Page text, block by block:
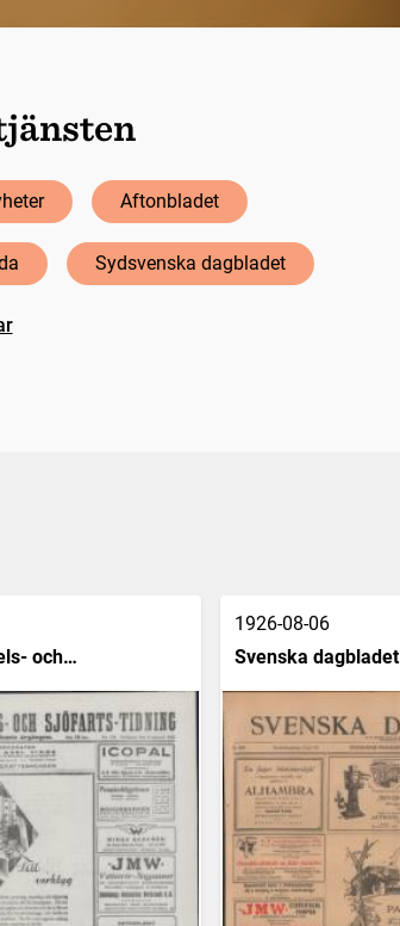
Aftonbladet
Sydsvenska dagbladet
och
1926-08-06
Svenska dagbladet